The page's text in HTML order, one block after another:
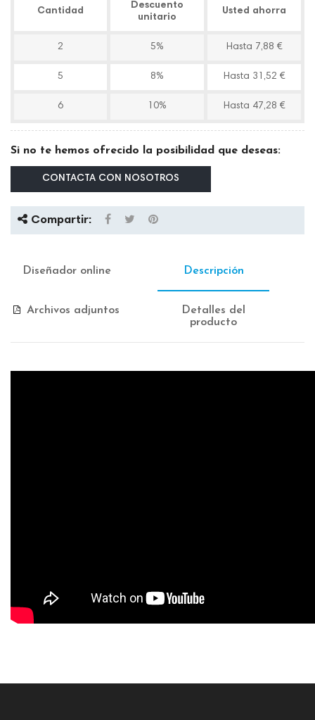
Cantidad
Descuento
unitario
Usted ahorra
2 5% Hasta 7,88 €
5 8% Hasta 31,52 €
6 10% Hasta 47,28 €
Si no te hemos ofrecido la posibilidad que deseas:
CONTACTA CON NOSOTROS
Compartir:
Diseñador online Descripción
Archivos adjuntos
Detalles del
producto